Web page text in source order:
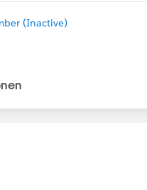
(Inactive)